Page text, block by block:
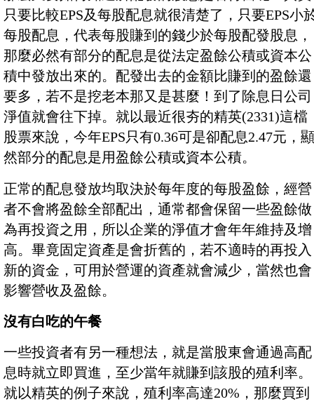
只要比較EPS及每股配息就很清楚了，只要EPS小
每股配息，代表每股賺到的錢少於每股配發股息，
那麼必然有部分的配息是從法定盈餘公積或資本公
積中發放出來的。配發出去的金額比賺到的盈餘還
要多，若不是挖老本那又是甚麼！到了除息日公司
淨值就會往下掉。就以最近很夯的精英(2331)這檔
股票來說，今年EPS只有0.36可是卻配息2.47元，顯
然部分的配息是用盈餘公積或資本公積。
正常的配息發放均取決於每年度的每股盈餘，經營
者不會將盈餘全部配出，通常都會保留一些盈餘做
為再投資之用，所以企業的淨值才會年年維持及增
高。畢竟固定資產是會折舊的，若不適時的再投入
新的資金，可用於營運的資產就會減少，當然也會
影響營收及盈餘。
沒有白吃的午餐
一些投資者有另一種想法，就是當股東會通過高配
息時就立即買進，至少當年就賺到該股的殖利率。
就以精英的例子來說，殖利率高達20%，那麼買到